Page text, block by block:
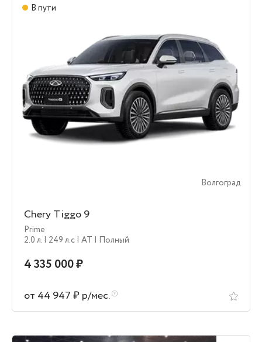
В пути
Волгоград
Chery Tiggo 9
Prime
2.0 л. | 249 л.c | AT | Полный
4 335 000 ₽
от 44 947 ₽ р/мес.